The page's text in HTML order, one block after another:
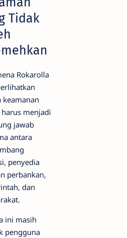
Tidak
Rokarolla
keamanan
menjadi
jawab
antara
penyedia
perbankan,
dan
ini masih
pengguna